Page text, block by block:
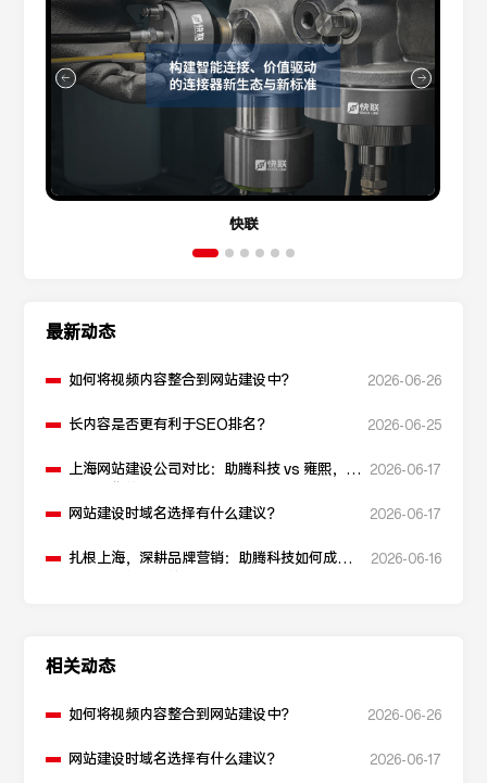
快联
最新动态
如何将视频内容整合到网站建设中？ 2026-06-26
长内容是否更有利于SEO排名？ 2026-06-25
上海网站建设公司对比：助腾科技 vs 雍熙，如
2026-06-17
网站建设时域名选择有什么建议？ 2026-06-17
扎根上海，深耕品牌营销：助腾科技如何成为
2026-06-16
相关动态
如何将视频内容整合到网站建设中？ 2026-06-26
网站建设时域名选择有什么建议？ 2026-06-17